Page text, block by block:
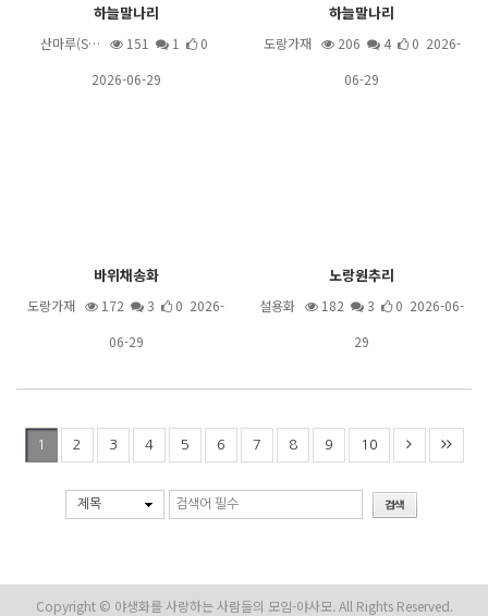
하늘말나리
산마루(S… 151 1
0
2026-06-29
하늘말나리
도랑가재 206 4
0 2026-
06-29
바위채송화
도랑가재 172 3
0 2026-
06-29
노랑원추리
설용화 182 3
0 2026-06-
29
1 2 3 4 5 6 7 8 9 10
제목
Copyright © 야생화를 사랑하는 사람들의 모임-야사모. All Rights Reserved.